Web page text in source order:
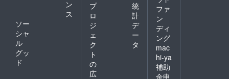
ン
ス
ソー
シャ
ル
グッ
ド
プ
ロ
ジ
ェ
ク
ト
の
広
統
計
デ
ー
タ
ファ
ン
ディ
ング
mac
hi-ya
補助
金申